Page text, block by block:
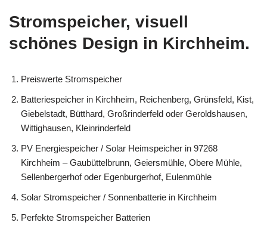
Stromspeicher, visuell
schönes Design in Kirchheim.
Preiswerte Stromspeicher
Batteriespeicher in Kirchheim, Reichenberg, Grünsfeld, Kist,
Giebelstadt, Bütthard, Großrinderfeld oder Geroldshausen,
Wittighausen, Kleinrinderfeld
PV Energiespeicher / Solar Heimspeicher in 97268
Kirchheim – Gaubüttelbrunn, Geiersmühle, Obere Mühle,
Sellenbergerhof oder Egenburgerhof, Eulenmühle
Solar Stromspeicher / Sonnenbatterie in Kirchheim
Perfekte Stromspeicher Batterien